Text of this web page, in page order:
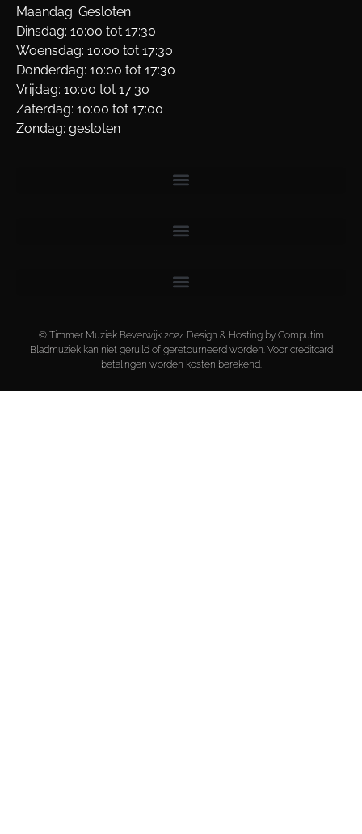
Maandag: Gesloten
Dinsdag: 10:00 tot 17:30
Woensdag: 10:00 tot 17:30
Donderdag: 10:00 tot 17:30
Vrijdag: 10:00 tot 17:30
Zaterdag: 10:00 tot 17:00
Zondag: gesloten
© Timmer Muziek Beverwijk 2024 Design & Hosting by Computim
Bladmuziek kan niet geruild of geretourneerd worden. Voor creditcard
betalingen worden kosten berekend.